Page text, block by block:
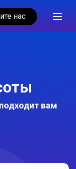
нас
вам